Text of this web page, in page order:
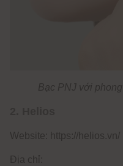
Bạc PNJ với
Website: https://helios.vn/
Địa chỉ: